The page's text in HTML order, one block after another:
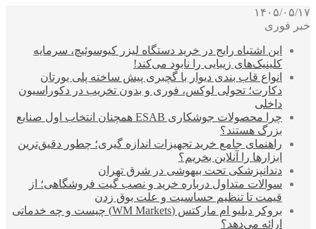
۱۴۰۵/۰۵/۱۷
خبر فوری
این اشتباه رایج در خرید دستگاه لیزر کیوسوئیچ، سرمایه
کلینیک‌های زیبایی را نابود می‌کند!
انواع قاب بندی دیوار با گچبری پیش ساخته پلی یورتان
دکارت؛ تحولی لوکس، فوری و بدون تخریب در دکوراسیون
داخلی
چرا محصولات جوشکاری ESAB همچنان انتخاب اول صنایع
بزرگ هستند؟
راهنمای جامع خرید تجهیزات اندازه گیری؛ چطور دقیق‌ترین
ابزارها را آنلاین بخریم؟
دندانپزشکی تحت بیهوشی در شرق تهران
سوالات متداول درباره خرید و نصب گیت فروشگاهی؛ از
قیمت تا تنظیم حساسیت و علت بوق زدن
بروکر دبلیو ام مارکتس (WM Markets) چیست و چه خدماتی
ارائه می‌دهد؟